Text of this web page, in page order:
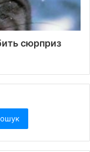
сюрприз